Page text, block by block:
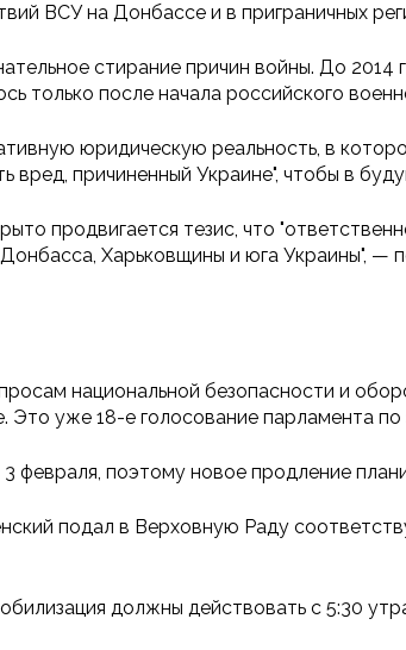
ВСУ на Донбассе и в приграничных
стирание причин войны. До
только после начала российского
юридическую реальность, в
вред, причиненный Украине", чтобы в
продвигается тезис, что
Харьковщины и юга Украины", —
национальной безопасности и
уже 18-е голосование парламента
февраля, поэтому новое продление
подал в Верховную Раду
должны действовать с 5:30